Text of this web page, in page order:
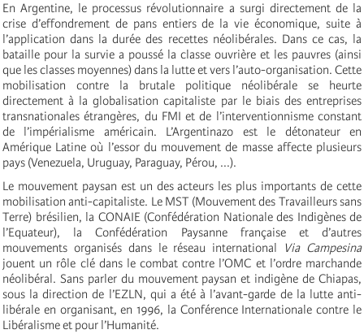
En Argentine, le processus révolutionnaire a surgi directement de la
crise d’effondrement de pans entiers de la vie économique, suite à
l’application dans la durée des recettes néolibérales. Dans ce cas, la
bataille pour la survie a poussé la classe ouvrière et les pauvres (ainsi
que les classes moyennes) dans la lutte et vers l’auto-organisation. Cette
mobilisation contre la brutale politique néolibérale se heurte
directement à la globalisation capitaliste par le biais des entreprises
transnationales étrangères, du FMI et de l’interventionnisme constant
de l’impérialisme américain. L’Argentinazo est le détonateur en
Amérique Latine où l’essor du mouvement de masse affecte plusieurs
pays (Venezuela, Uruguay, Paraguay, Pérou, ...).
Le mouvement paysan est un des acteurs les plus importants de cette
mobilisation anti-capitaliste. Le MST (Mouvement des Travailleurs sans
Terre) brésilien, la CONAIE (Confédération Nationale des Indigènes de
l’Equateur), la Confédération Paysanne française et d’autres
mouvements organisés dans le réseau international
Via Campesina
jouent un rôle clé dans le combat contre l’OMC et l’ordre marchande
néolibéral. Sans parler du mouvement paysan et indigène de Chiapas,
sous la direction de l’EZLN, qui a été à l’avant-garde de la lutte anti-
libérale en organisant, en 1996, la Conférence Internationale contre le
Libéralisme et pour l’Humanité.